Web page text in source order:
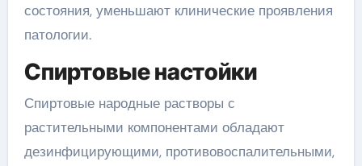
состояния, уменьшают клинические проявления
патологии.
Спиртовые настойки
Спиртовые народные растворы с
растительными компонентами обладают
дезинфицирующими, противовоспалительными,